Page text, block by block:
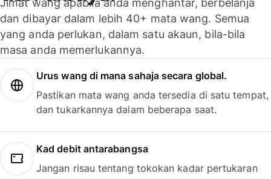
dan dibayar dalam lebih 40+ mata wang. Semua
yang anda perlukan, dalam satu akaun, bila-bila
masa anda memerlukannya.
Urus wang di mana sahaja secara global.
Pastikan mata wang anda tersedia di satu tempat,
dan tukarkannya dalam beberapa saat.
Kad debit antarabangsa
Jangan risau tentang tokokan kadar pertukaran